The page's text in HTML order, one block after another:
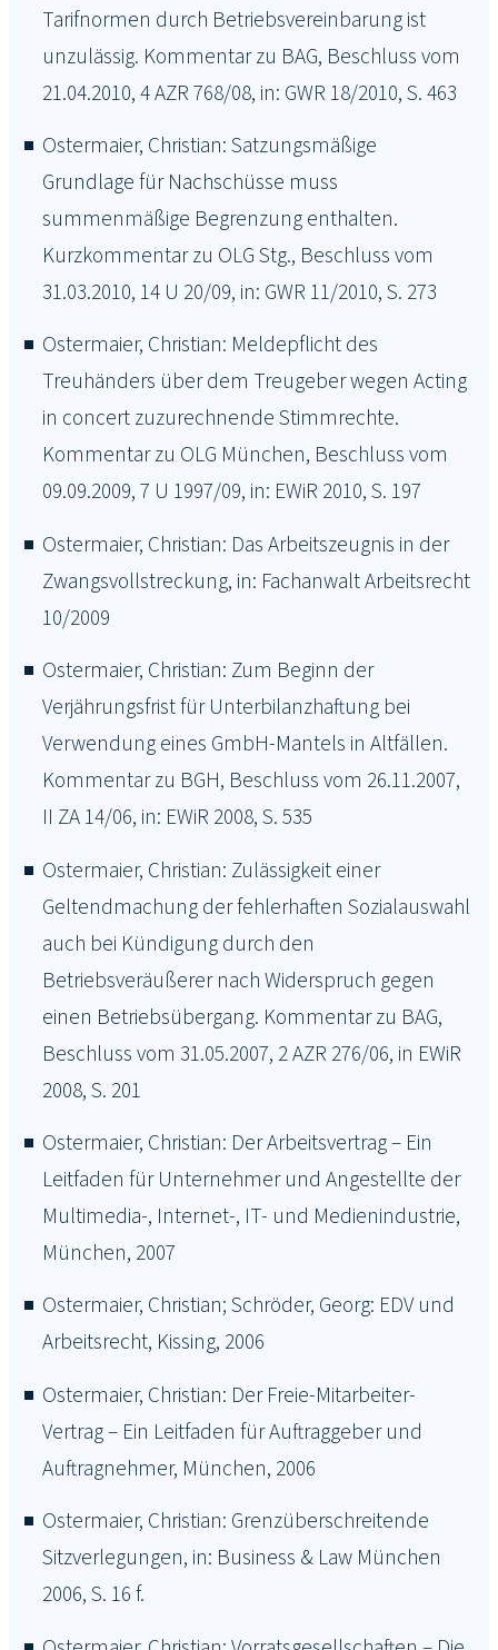
Tarifnormen durch Betriebsvereinbarung ist
unzulässig. Kommentar zu BAG, Beschluss vom
21.04.2010, 4 AZR 768/08, in: GWR 18/2010, S. 463
Ostermaier, Christian: Satzungsmäßige
Grundlage für Nachschüsse muss
summenmäßige Begrenzung enthalten.
Kurzkommentar zu OLG Stg., Beschluss vom
31.03.2010, 14 U 20/09, in: GWR 11/2010, S. 273
Ostermaier, Christian: Meldepflicht des
Treuhänders über dem Treugeber wegen Acting
in concert zuzurechnende Stimmrechte.
Kommentar zu OLG München, Beschluss vom
09.09.2009, 7 U 1997/09, in: EWiR 2010, S. 197
Ostermaier, Christian: Das Arbeitszeugnis in der
Zwangsvollstreckung, in: Fachanwalt Arbeitsrecht
10/2009
Ostermaier, Christian: Zum Beginn der
Verjährungsfrist für Unterbilanzhaftung bei
Verwendung eines GmbH-Mantels in Altfällen.
Kommentar zu BGH, Beschluss vom 26.11.2007,
II ZA 14/06, in: EWiR 2008, S. 535
Ostermaier, Christian: Zulässigkeit einer
Geltendmachung der fehlerhaften Sozialauswahl
auch bei Kündigung durch den
Betriebsveräußerer nach Widerspruch gegen
einen Betriebsübergang. Kommentar zu BAG,
Beschluss vom 31.05.2007, 2 AZR 276/06, in EWiR
2008, S. 201
Ostermaier, Christian: Der Arbeitsvertrag – Ein
Leitfaden für Unternehmer und Angestellte der
Multimedia-, Internet-, IT- und Medienindustrie,
München, 2007
Ostermaier, Christian; Schröder, Georg: EDV und
Arbeitsrecht, Kissing, 2006
Ostermaier, Christian: Der Freie-Mitarbeiter-
Vertrag – Ein Leitfaden für Auftraggeber und
Auftragnehmer, München, 2006
Ostermaier, Christian: Grenzüberschreitende
Sitzverlegungen, in: Business & Law München
2006, S. 16 f.